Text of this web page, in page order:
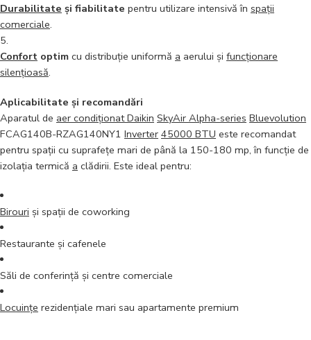
Durabilitate și fiabilitate pentru utilizare intensivă în spații
comerciale.
Confort optim cu distribuție uniformă a aerului și funcționare
silențioasă.
Aplicabilitate și recomandări
Aparatul de aer condiționat Daikin SkyAir Alpha-series Bluevolution
FCAG140B-RZAG140NY1 Inverter 45000 BTU este recomandat
pentru spații cu suprafețe mari de până la 150-180 mp, în funcție de
izolația termică a clădirii. Este ideal pentru:
Birouri și spații de coworking
Restaurante și cafenele
Săli de conferință și centre comerciale
Locuințe rezidențiale mari sau apartamente premium